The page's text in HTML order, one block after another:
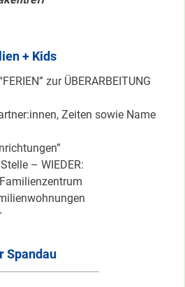
+ Kids
zur ÜBERARBEITUNG
Zeiten sowie Name
– WIEDER:
Spandau